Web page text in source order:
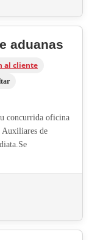
aduanas
al cliente
concurrida oficina
Auxiliares de